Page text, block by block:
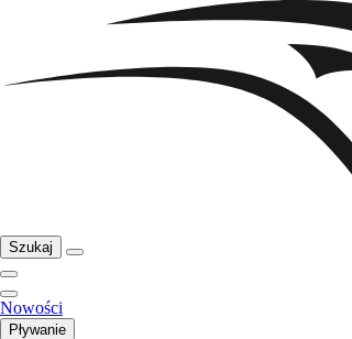
Szukaj
Nowości
Pływanie